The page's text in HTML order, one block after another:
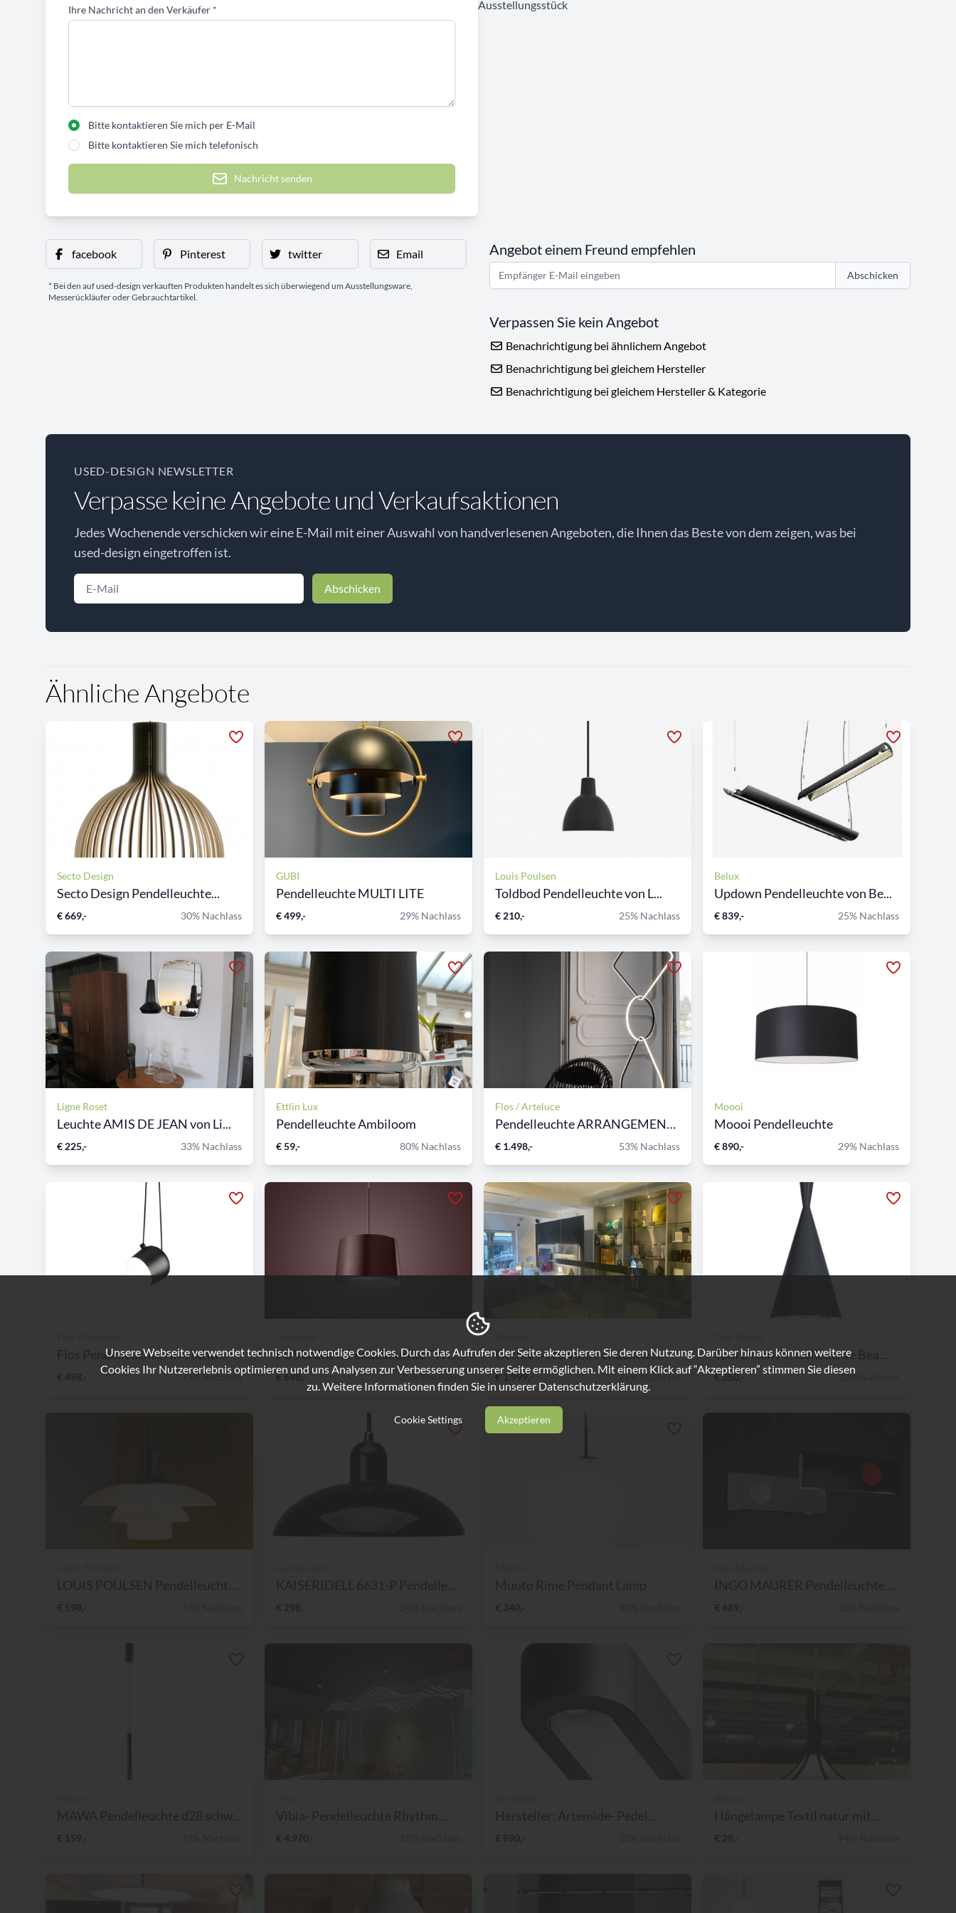
Ihre Nachricht an den Verkäufer *
Bitte kontaktieren Sie mich per E-Mail
Bitte kontaktieren Sie mich telefonisch
Nachricht senden
Ausstellungsstück
facebook Pinterest twitter Email
* Bei den auf used-design verkauften Produkten handelt es sich überwiegend um Ausstellungsware,
Messerückläufer oder Gebrauchtartikel.
Angebot einem Freund empfehlen
Abschicken
Verpassen Sie kein Angebot
Benachrichtigung bei ähnlichem Angebot
Benachrichtigung bei gleichem Hersteller
Benachrichtigung bei gleichem Hersteller & Kategorie
USED-DESIGN NEWSLETTER
Verpasse keine Angebote und Verkaufsaktionen
Jedes Wochenende verschicken wir eine E-Mail mit einer Auswahl von handverlesenen Angeboten, die Ihnen das Beste von dem zeigen, was bei
used-design eingetroffen ist.
Abschicken
Ähnliche Angebote
Secto Design
Secto Design Pendelleuchte...
€ 669,- 30% Nachlass
GUBI
Pendelleuchte MULTI LITE
€ 499,- 29% Nachlass
Louis Poulsen
Toldbod Pendelleuchte von L...
€ 210,- 25% Nachlass
Belux
Updown Pendelleuchte von Be...
€ 839,- 25% Nachlass
Ligne Roset
Leuchte AMIS DE JEAN von Li...
€ 225,- 33% Nachlass
Ettlin Lux
Pendelleuchte Ambiloom
€ 59,- 80% Nachlass
Flos / Arteluce
Pendelleuchte ARRANGEMENTS...
€ 1.498,- 53% Nachlass
Moooi
Moooi Pendelleuchte
€ 890,- 29% Nachlass
Flos Pendelleuchte AIM schw...
€ 498,- 33% Nachlass
FOSCARINI PendelleuchteTWIG...
€ 698,- 35% Nachlass
Occhio Mito Volo Pendelleuc...
€ 1.999,- 25% Nachlass
Tom Dixon Pendelleuchte Bea...
€ 350,- 32% Nachlass
Unsere Webseite verwendet technisch notwendige Cookies. Durch das Aufrufen der Seite akzeptieren Sie deren Nutzung. Darüber hinaus können weitere
Cookies Ihr Nutzererlebnis optimieren und uns Analysen zur Verbesserung unserer Seite ermöglichen. Mit einem Klick auf “Akzeptieren” stimmen Sie diesen
zu. Weitere Informationen finden Sie in unserer Datenschutzerklärung.
Cookie Settings Akzeptieren